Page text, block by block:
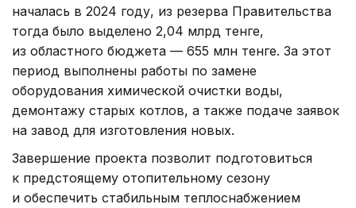
началась в 2024 году, из резерва Правительства
тогда было выделено 2,04 млрд тенге,
из областного бюджета — 655 млн тенге. За этот
период выполнены работы по замене
оборудования химической очистки воды,
демонтажу старых котлов, а также подаче заявок
на завод для изготовления новых.
Завершение проекта позволит подготовиться
к предстоящему отопительному сезону
и обеспечить стабильным теплоснабжением